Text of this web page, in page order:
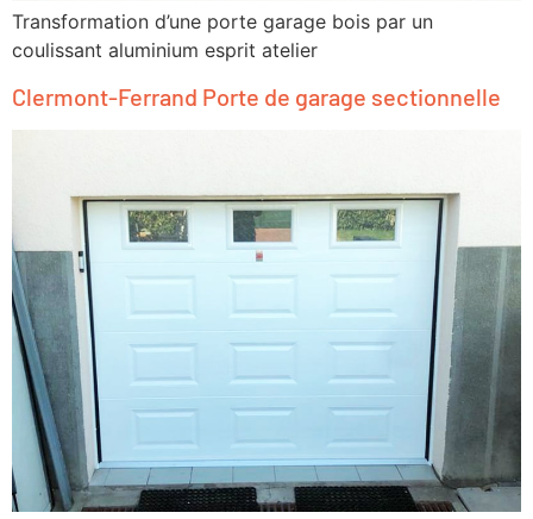
Transformation d’une porte garage bois par un
coulissant aluminium esprit atelier
Clermont-Ferrand Porte de garage sectionnelle